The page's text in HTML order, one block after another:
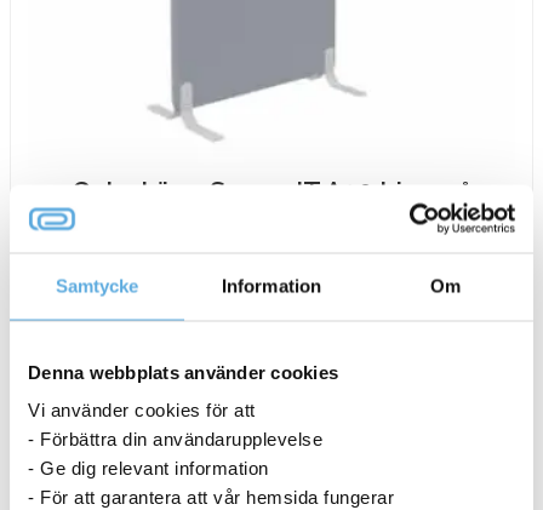
Samtycke Information Om
Denna webbplats använder cookies
Vi använder cookies för att
- Förbättra din användarupplevelse
- Ge dig relevant information
- För att garantera att vår hemsida fungerar
Golvskärm ScreenIT A30 Ljusgrå
5 998,75kr
Golvskärm
ScreenIT
A30
Ljusgrå
B800xH1400xD40mm
mängd
- + Köp nu
16-19 dagar